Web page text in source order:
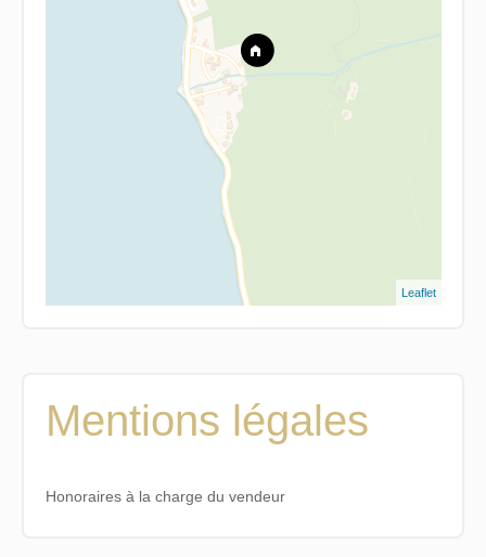
Leaflet
Mentions légales
Honoraires à la charge du vendeur